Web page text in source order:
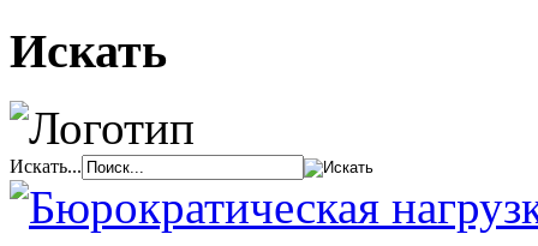
Искать
Искать...